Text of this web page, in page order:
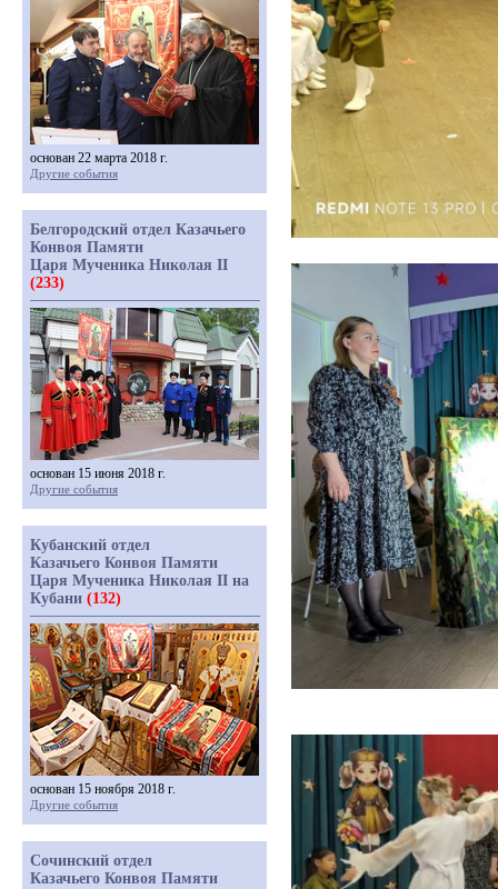
основан 22 марта 2018 г.
Другие события
Белгородский отдел Казачьего
Конвоя Памяти
Царя Мученика Николая II
(233)
основан 15 июня 2018 г.
Другие события
Кубанский отдел
Казачьего Конвоя Памяти
Царя Мученика Николая II на
Кубани (132)
основан 15 ноября 2018 г.
Другие события
Сочинский отдел
Казачьего Конвоя Памяти